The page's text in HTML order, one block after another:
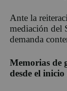
Ante la
mediación del
demanda
Memorias de
desde el